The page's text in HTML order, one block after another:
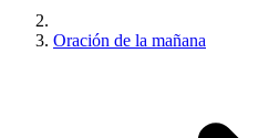
Oración de la mañana